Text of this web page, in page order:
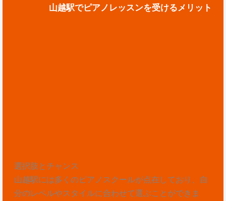
山越駅でピアノレッスンを受けるメリット
選択肢とチャンス
山越駅には多くのピアノスクールが点在しており、自
分のレベルやスタイルに合わせて選ぶことができま